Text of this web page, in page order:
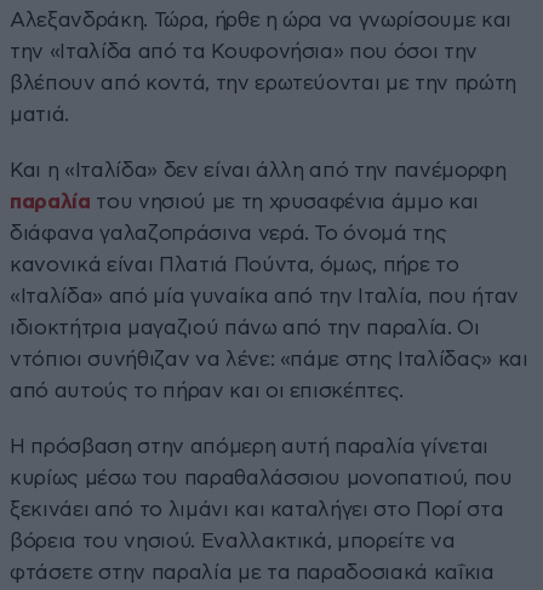
Αλεξανδράκη. Τώρα, ήρθε η ώρα να γνωρίσουμε και
την «Ιταλίδα από τα Κουφονήσια» που όσοι την
βλέπουν από κοντά, την ερωτεύονται με την πρώτη
ματιά.
Και η «Ιταλίδα» δεν είναι άλλη από την πανέμορφη
παραλία του νησιού με τη χρυσαφένια άμμο και
διάφανα γαλαζοπράσινα νερά. Το όνομά της
κανονικά είναι Πλατιά Πούντα, όμως, πήρε το
«Ιταλίδα» από μία γυναίκα από την Ιταλία, που ήταν
ιδιοκτήτρια μαγαζιού πάνω από την παραλία. Οι
ντόπιοι συνήθιζαν να λένε: «πάμε στης Ιταλίδας» και
από αυτούς το πήραν και οι επισκέπτες.
Η πρόσβαση στην απόμερη αυτή παραλία γίνεται
κυρίως μέσω του παραθαλάσσιου μονοπατιού, που
ξεκινάει από το λιμάνι και καταλήγει στο Πορί στα
βόρεια του νησιού. Εναλλακτικά, μπορείτε να
φτάσετε στην παραλία με τα παραδοσιακά καΐκια